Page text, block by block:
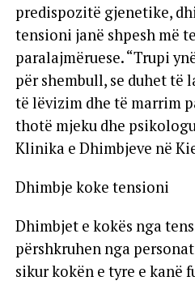
predispozitë gjenetike,
tensioni janë shpesh më
paralajmëruese. “Trupi
për shembull, se duhet të
të lëvizim dhe të marrim
thotë mjeku dhe
Klinika e Dhimbjeve në
Dhimbje koke tensioni
Dhimbjet e kokës nga
përshkruhen nga
sikur kokën e tyre e kanë